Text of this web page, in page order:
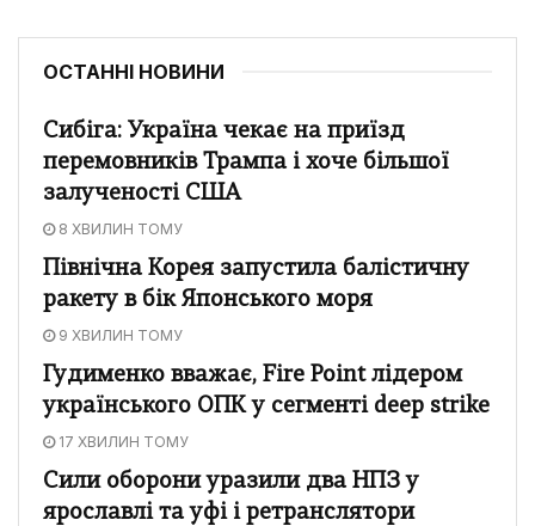
ОСТАННІ НОВИНИ
Сибіга: Україна чекає на приїзд
перемовників Трампа і хоче більшої
залученості США
8 ХВИЛИН ТОМУ
Північна Корея запустила балістичну
ракету в бік Японського моря
9 ХВИЛИН ТОМУ
Гудименко вважає, Fire Point лідером
українського ОПК у сегменті deep strike
17 ХВИЛИН ТОМУ
Сили оборони уразили два НПЗ у
ярославлі та уфі і ретранслятори